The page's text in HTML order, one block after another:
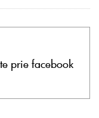
prie facebook